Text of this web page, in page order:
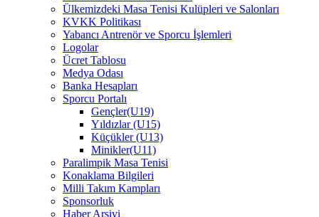
Ülkemizdeki Masa Tenisi Kulüpleri ve Salonları
KVKK Politikası
Yabancı Antrenör ve Sporcu İşlemleri
Logolar
Ücret Tablosu
Medya Odası
Banka Hesapları
Sporcu Portalı
Gençler(U19)
Yıldızlar (U15)
Küçükler (U13)
Minikler(U11)
Paralimpik Masa Tenisi
Konaklama Bilgileri
Milli Takım Kampları
Sponsorluk
Haber Arşivi